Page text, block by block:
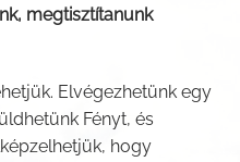
megtisztítanunk
Elvégezhetünk egy
Fényt, és
hogy